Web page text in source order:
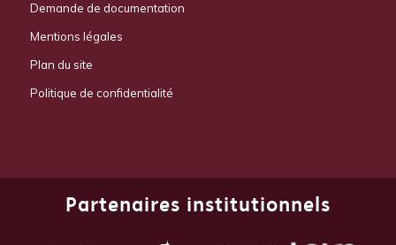
Demande de documentation
Mentions légales
Plan du site
Politique de confidentialité
Partenaires institutionnels